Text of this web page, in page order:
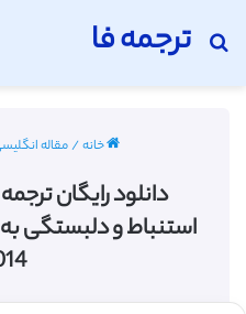
ترجمه فا
جستجو برای
خانه/مقاله
دانلود رایگان
استنباط و دلبستگی